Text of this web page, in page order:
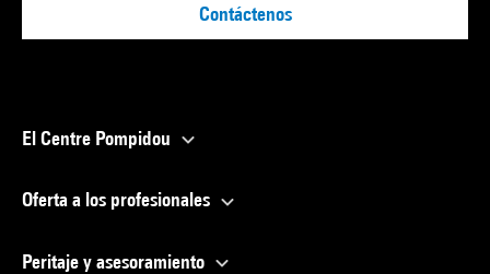
Contáctenos
El Centre Pompidou
Oferta a los profesionales
Peritaje y asesoramiento